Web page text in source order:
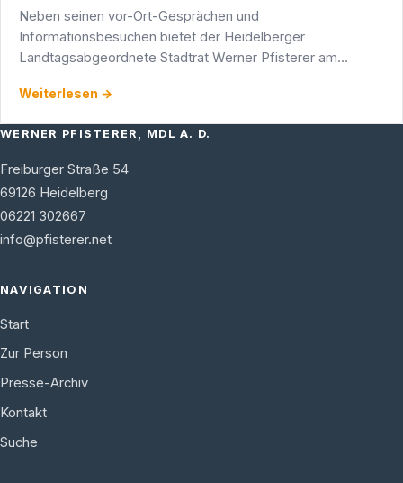
Neben seinen vor-Ort-Gesprächen und
Informationsbesuchen bietet der Heidelberger
Landtagsabgeordnete Stadtrat Werner Pfisterer am
seine dritte Bürgersprechstunde an.
Weiterlesen →
WERNER PFISTERER, MDL A. D.
Freiburger Straße 54
69126 Heidelberg
06221 302667
info@pfisterer.net
NAVIGATION
Start
Zur Person
Presse-Archiv
Kontakt
Suche